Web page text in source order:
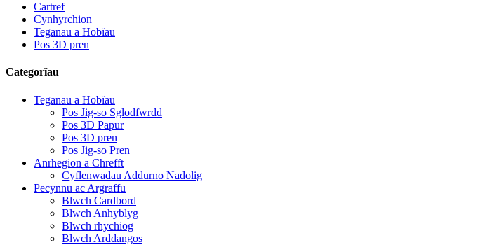
Cartref
Cynhyrchion
Teganau a Hobïau
Pos 3D pren
Categorïau
Teganau a Hobïau
Pos Jig-so Sglodfwrdd
Pos 3D Papur
Pos 3D pren
Pos Jig-so Pren
Anrhegion a Chrefft
Cyflenwadau Addurno Nadolig
Pecynnu ac Argraffu
Blwch Cardbord
Blwch Anhyblyg
Blwch rhychiog
Blwch Arddangos